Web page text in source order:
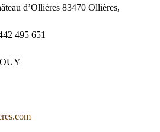
d’Ollières 83470 Ollières,
495 651